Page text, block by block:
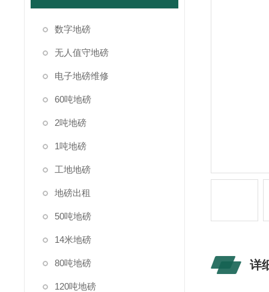
数字地磅
无人值守地磅
电子地磅维修
60吨地磅
2吨地磅
1吨地磅
工地地磅
地磅出租
50吨地磅
14米地磅
80吨地磅
120吨地磅
详